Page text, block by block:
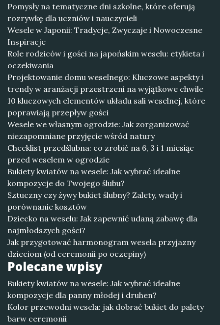
Pomysły na tematyczne dni szkolne, które oferują
rozrywkę dla uczniów i nauczycieli
Wesele w Japonii: Tradycje, Zwyczaje i Nowoczesne
Inspiracje
Role rodziców i gości na japońskim weselu: etykieta i
oczekiwania
Projektowanie domu weselnego: Kluczowe aspekty i
trendy w aranżacji przestrzeni na wyjątkowe chwile
10 kluczowych elementów układu sali weselnej, które
poprawiają przepływ gości
Wesele we własnym ogrodzie: Jak zorganizować
niezapomniane przyjęcie wśród natury
Checklist przedślubna: co zrobić na 6, 3 i 1 miesiąc
przed weselem w ogrodzie
Bukiety kwiatów na wesele: Jak wybrać idealne
kompozycje do Twojego ślubu?
Sztuczny czy żywy bukiet ślubny? Zalety, wady i
porównanie kosztów
Dziecko na weselu: Jak zapewnić udaną zabawę dla
najmłodszych gości?
Jak przygotować harmonogram wesela przyjazny
dzieciom (od ceremonii po oczepiny)
Polecane wpisy
Bukiety kwiatów na wesele: Jak wybrać idealne
kompozycje dla panny młodej i druhen?
Kolor przewodni wesela: jak dobrać bukiet do palety
barw ceremonii